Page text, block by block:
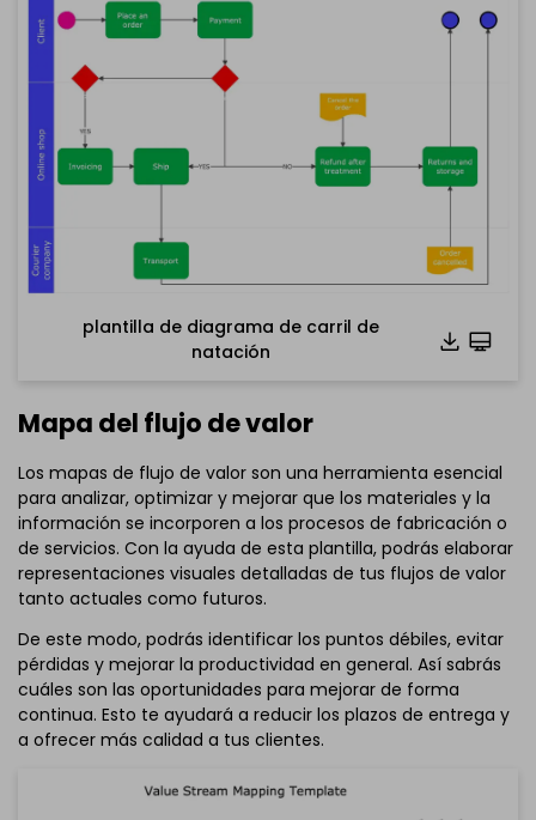
El archivoeddxdebe abrirse en EdrawMax.
plantilla de diagrama de carril de
natación
Mapa del flujo de valor
Los mapas de flujo de valor son una herramienta esencial
para analizar, optimizar y mejorar que los materiales y la
información se incorporen a los procesos de fabricación o
de servicios. Con la ayuda de esta plantilla, podrás elaborar
representaciones visuales detalladas de tus flujos de valor
tanto actuales como futuros.
De este modo, podrás identificar los puntos débiles, evitar
pérdidas y mejorar la productividad en general. Así sabrás
cuáles son las oportunidades para mejorar de forma
continua. Esto te ayudará a reducir los plazos de entrega y
a ofrecer más calidad a tus clientes.